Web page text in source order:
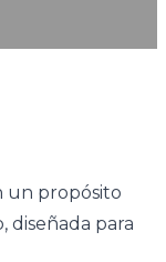
un propósito
diseñada para